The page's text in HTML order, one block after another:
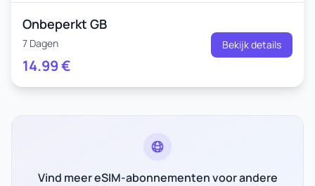
Onbeperkt GB
7 Dagen
14.99€
Bekijk details
Vind meer eSIM-abonnementen voor andere